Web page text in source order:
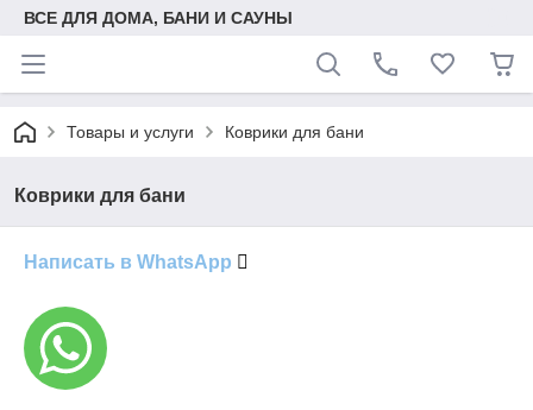
ВСЕ ДЛЯ ДОМА, БАНИ И САУНЫ
Товары и услуги Коврики для бани
Коврики для бани
Написать в WhatsApp